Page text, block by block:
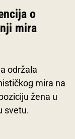
o
mira
održala
mira na
žena u
svetu.